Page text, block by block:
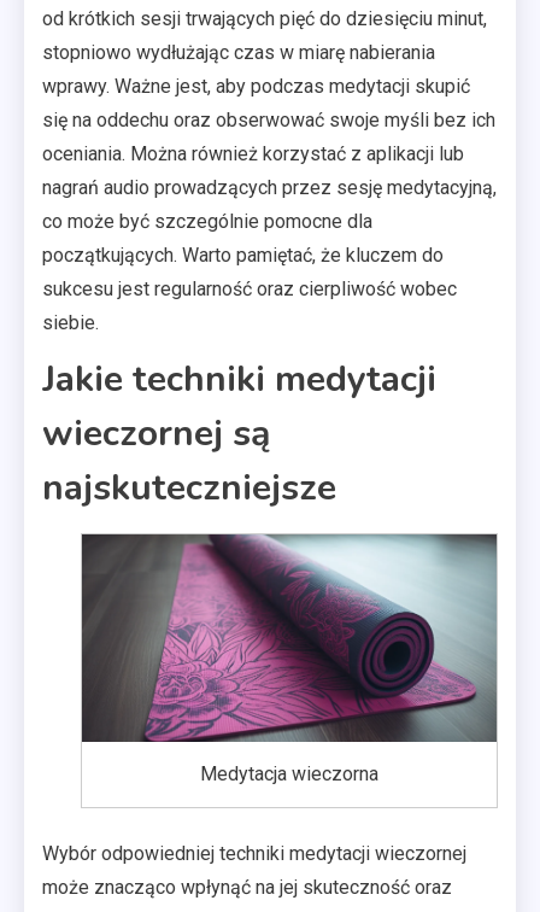
od krótkich sesji trwających pięć do dziesięciu minut,
stopniowo wydłużając czas w miarę nabierania
wprawy. Ważne jest, aby podczas medytacji skupić
się na oddechu oraz obserwować swoje myśli bez ich
oceniania. Można również korzystać z aplikacji lub
nagrań audio prowadzących przez sesję medytacyjną,
co może być szczególnie pomocne dla
początkujących. Warto pamiętać, że kluczem do
sukcesu jest regularność oraz cierpliwość wobec
siebie.
Jakie techniki medytacji
wieczornej są
najskuteczniejsze
Medytacja wieczorna
Wybór odpowiedniej techniki medytacji wieczornej
może znacząco wpłynąć na jej skuteczność oraz